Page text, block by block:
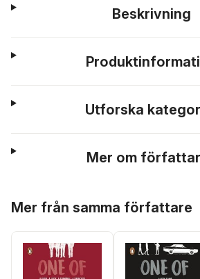
Beskrivning
Utforska
Mer om
Mer från samma författare